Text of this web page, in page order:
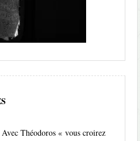
Avec Théodoros « vous croirez